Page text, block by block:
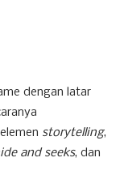
dengan latar
storytelling,
and seeks, dan